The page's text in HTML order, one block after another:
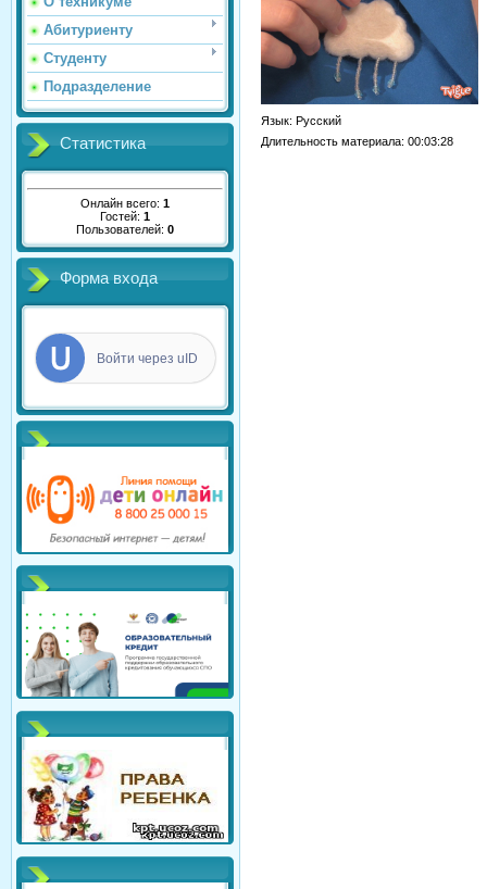
Абитуриенту
Студенту
Подразделение
Статистика
Онлайн всего: 1
Гостей: 1
Пользователей: 0
Форма входа
Войти через uID
Язык: Русский
Длительность материала: 00:03:28